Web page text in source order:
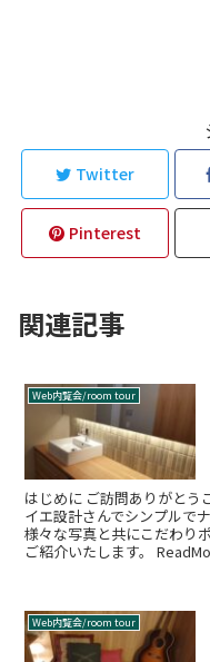
Twitter
Pinterest
関連記事
Web内覧会/room tour
はじめに ご訪問ありがとう
イエ設計さんでシンプルで
様々な写真と共にこだわり
ご紹介いたします。
Web内覧会/room tour